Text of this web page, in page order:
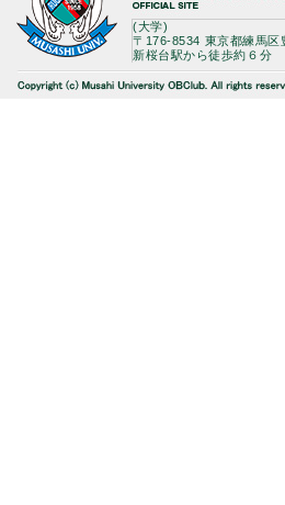
(大学)
〒176-8534 東京都練馬区
新桜台駅から徒歩約６分